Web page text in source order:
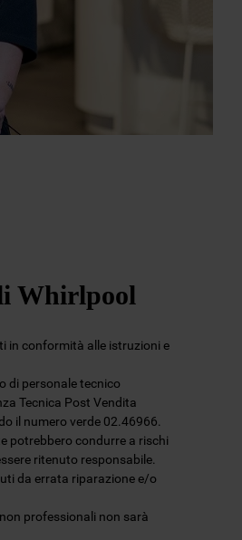
Whirlpool
in conformità alle istruzioni e
di personale tecnico
Tecnica Post Vendita
il numero verde 02.46966.
potrebbero condurre a rischi
ritenuto responsabile.
da errata riparazione e/o
professionali non sarà